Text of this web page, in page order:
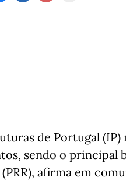
de Portugal (IP)
sendo o principal
afirma em